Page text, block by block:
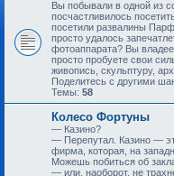
Вы побывали в одной из
посчастливилось
посетили развалины
просто удалось
фотоаппарата? Вы
просто пробуете свои
живопись, скульптуру,
Поделитесь с другими
Темы: 58
Колесо Фортуны
— Казино?
— Перепутал. Казино —
фирма, которая, на
Можешь побиться об
— или, наоборот, не